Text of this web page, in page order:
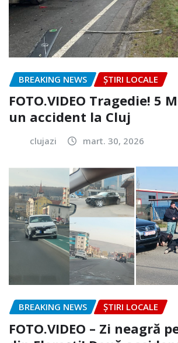
BREAKING NEWS ȘTIRI LOCALE
FOTO.VIDEO Tragedie! 5
un accident la Cluj
clujazi mart. 30, 2026
BREAKING NEWS ȘTIRI LOCALE
FOTO.VIDEO – Zi neagră